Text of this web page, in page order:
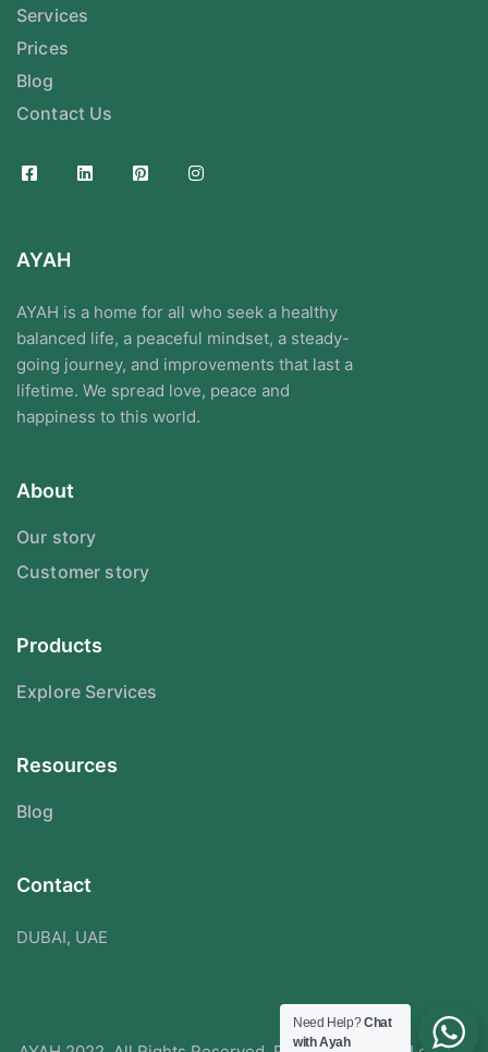
Services
Prices
Blog
Contact Us
AYAH
AYAH is a home for all who seek a healthy
balanced life, a peaceful mindset, a steady-
going journey, and improvements that last a
lifetime. We spread love, peace and
happiness to this world.
About
Our story
Customer story
Products
Explore Services
Resources
Blog
Contact
DUBAI, UAE
Need Help?Chat
with Ayah